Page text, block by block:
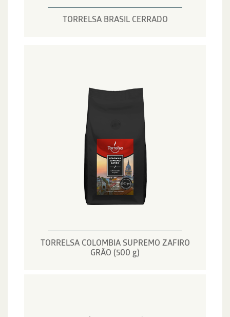
TORRELSA BRASIL CERRADO
TORRELSA COLOMBIA SUPREMO ZAFIRO
GRÃO (500 g)